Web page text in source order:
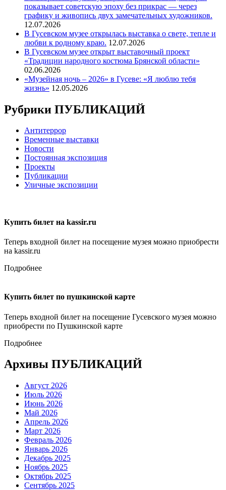
показывает советскую эпоху без прикрас — через
графику и живопись двух замечательных художников.
12.07.2026
В Гусевском музее открылась выставка о свете, тепле и
любви к родному краю. 12.07.2026
В Гусевском музее открыт выставочный проект
«Традиции народного костюма Брянской области»
02.06.2026
«Музейная ночь – 2026» в Гусеве: «Я люблю тебя
жизнь» 12.05.2026
Рубрики ПУБЛИКАЦИЙ
Антитеррор
Временные выставки
Новости
Постоянная экспозиция
Проекты
Публикации
Уличные экспозиции
Купить билет на kassir.ru
Теперь входной билет на посещение музея можно приобрести
на kassir.ru
Подробнее
Купить билет по пушкинской карте
Теперь входной билет на посещение Гусевского музея можно
приобрести по Пушкинской карте
Подробнее
Архивы ПУБЛИКАЦИЙ
Август 2026
Июль 2026
Июнь 2026
Май 2026
Апрель 2026
Март 2026
Февраль 2026
Январь 2026
Декабрь 2025
Ноябрь 2025
Октябрь 2025
Сентябрь 2025